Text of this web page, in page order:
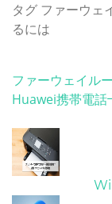
タグ ファーウェ
るには
ファーウェイル
Huawei携帯電話